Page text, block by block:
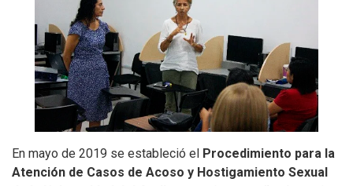
En mayo de 2019 se estableció el Procedimiento para la
Atención de Casos de Acoso y Hostigamiento Sexual